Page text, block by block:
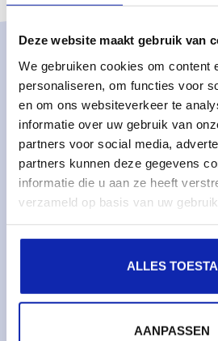
Deze website maakt gebruik van
We gebruiken cookies om content
personaliseren, om functies voor
en om ons websiteverkeer te
informatie over uw gebruik van
partners voor social media,
partners kunnen deze gegevens
informatie die u aan ze heeft
verzameld op basis van uw
ALLES
AANPASSEN
Oplossingen
Managed services
Dedicated servers
Monitoring & metrics
Cloud servers
Cloudopslag
SSL certificaten